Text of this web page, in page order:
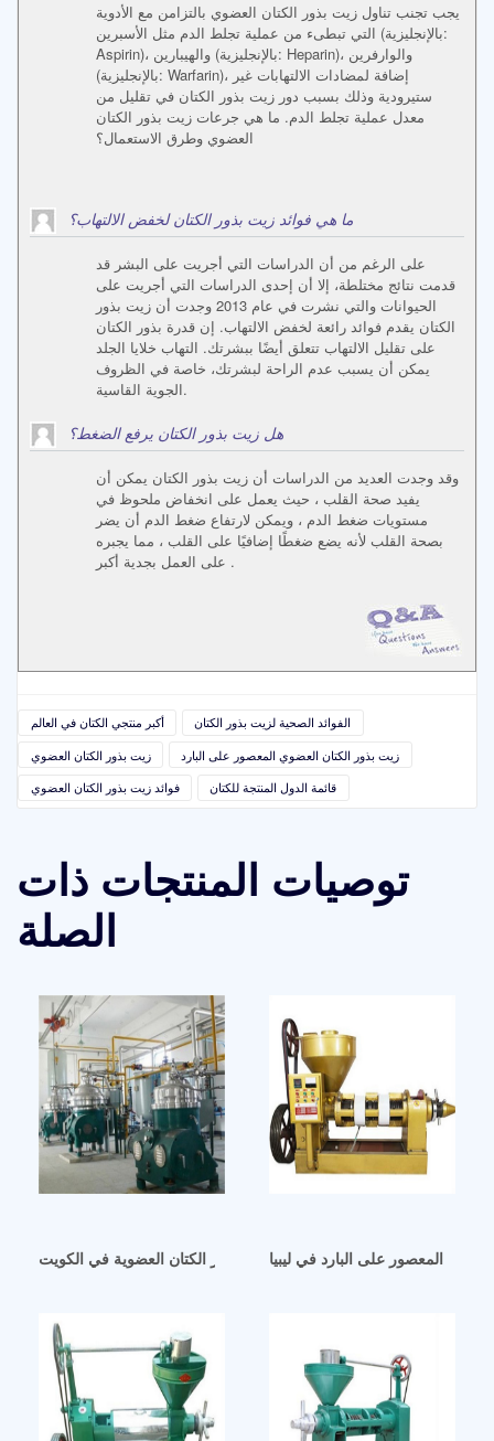
يجب تجنب تناول زيت بذور الكتان العضوي بالتزامن مع الأدوية
التي تبطىء من عملية تجلط الدم مثل الأسبرين (بالإنجليزية:
Aspirin)، والهيبارين (بالإنجليزية: Heparin)، والوارفرين
(بالإنجليزية: Warfarin)، إضافة لمضادات الالتهابات غير
ستيرودية وذلك بسبب دور زيت بذور الكتان في تقليل من
معدل عملية تجلط الدم. ما هي جرعات زيت بذور الكتان
العضوي وطرق الاستعمال؟
ما هي فوائد زيت بذور الكتان لخفض الالتهاب؟
على الرغم من أن الدراسات التي أجريت على البشر قد
قدمت نتائج مختلطة، إلا أن إحدى الدراسات التي أجريت على
الحيوانات والتي نشرت في عام 2013 وجدت أن زيت بذور
الكتان يقدم فوائد رائعة لخفض الالتهاب. إن قدرة بذور الكتان
على تقليل الالتهاب تتعلق أيضًا ببشرتك. التهاب خلايا الجلد
يمكن أن يسبب عدم الراحة لبشرتك، خاصة في الظروف
الجوية القاسية.
هل زيت بذور الكتان يرفع الضغط؟
وقد وجدت العديد من الدراسات أن زيت بذور الكتان يمكن أن
يفيد صحة القلب ، حيث يعمل على انخفاض ملحوظ في
مستويات ضغط الدم ، ويمكن لارتفاع ضغط الدم أن يضر
بصحة القلب لأنه يضع ضغطًا إضافيًا على القلب ، مما يجبره
على العمل بجدية أكبر .
أكبر منتجي الكتان في العالم
الفوائد الصحية لزيت بذور الكتان
زيت بذور الكتان العضوي
زيت بذور الكتان العضوي المعصور على البارد
فوائد زيت بذور الكتان العضوي
قائمة الدول المنتجة للكتان
توصيات المنتجات ذات
الصلة
كبسولات آلة عصر زيت بذور الكتان العضوية في الكويت
المعصور على البارد في ليبيا